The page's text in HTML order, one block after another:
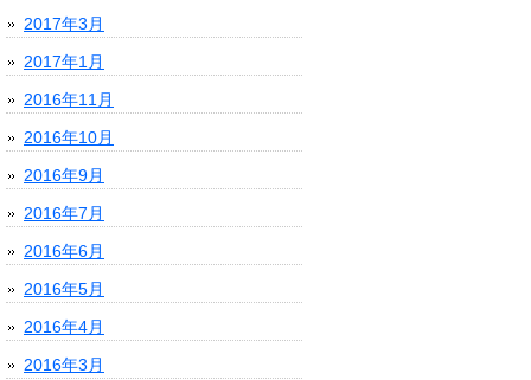
2017年3月
2017年1月
2016年11月
2016年10月
2016年9月
2016年7月
2016年6月
2016年5月
2016年4月
2016年3月